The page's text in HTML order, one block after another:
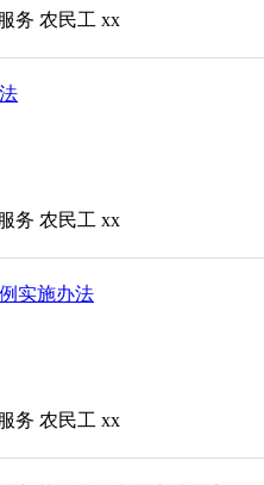
务 农民工 xx
务 农民工 xx
实施办法
务 农民工 xx